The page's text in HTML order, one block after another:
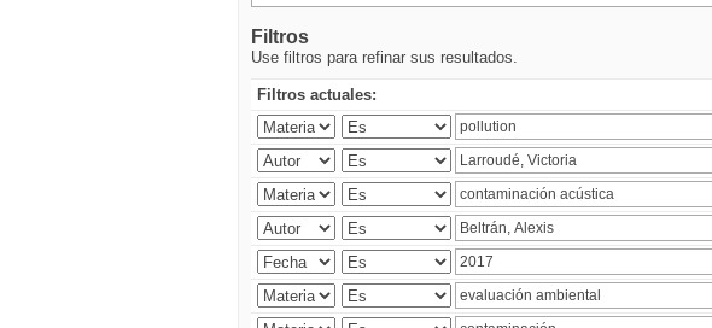
Filtros
Use filtros para refinar sus resultados.
Filtros actuales: